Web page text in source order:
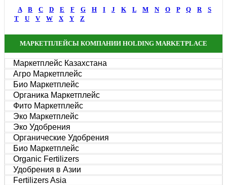
A B C D E F G H I J K L M N O P Q R
S
T
U V W X Y Z
МАРКЕТПЛЕЙСЫ КОМПАНИИ HOLDING MARKETPLACE
Маркетплейс Казахстана
Агро Маркетплейс
Био Маркетплейс
Органика Маркетплейс
Фито Маркетплейс
Эко Маркетплейс
Эко Удобрения
Органические Удобрения
Био Маркетплейс
Organic Fertilizers
Удобрения в Азии
Fertilizers Asia